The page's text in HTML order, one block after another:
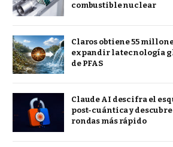
combustible nuclear
Claros obtiene 55
expandir la tecnología
de PFAS
Claude AI descifra el
post-cuántica y descubre
rondas más rápido